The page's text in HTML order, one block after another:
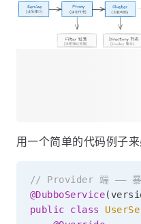
用一个简单的代码例子来
// Provider 端 —— 暴
@DubboService(
public
class